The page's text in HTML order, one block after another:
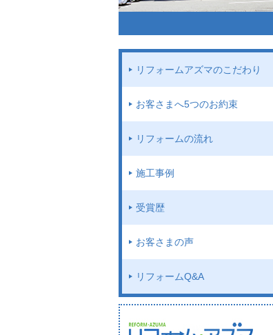
リフォームアズマのこだわり
お客さまへ5つのお約束
リフォームの流れ
施工事例
受賞歴
お客さまの声
リフォームQ&A